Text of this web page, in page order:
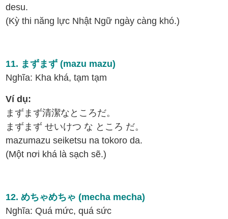
desu.
(Kỳ thi năng lực Nhật Ngữ ngày càng khó.)
11. まずまず (mazu mazu)
Nghĩa: Kha khá, tạm tạm
Ví dụ:
まずまず清潔なところだ。
まずまず せいけつ な ところ だ。
mazumazu seiketsu na tokoro da.
(Một nơi khá là sạch sẽ.)
12. めちゃめちゃ (mecha mecha)
Nghĩa: Quá mức, quá sức